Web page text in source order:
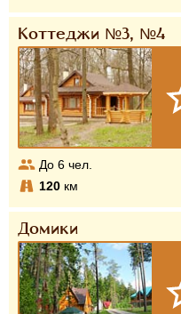
Коттеджи №3, №4
До 6 чел.
120 км
Домики